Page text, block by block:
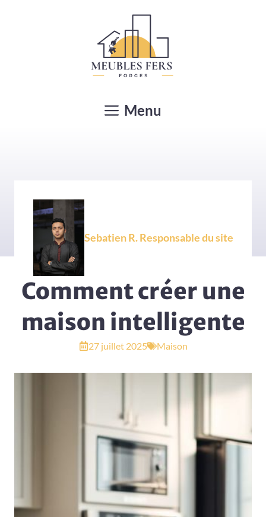
Menu
Sebatien R. Responsable du site
Comment créer une
maison intelligente
27 juillet 2025 Maison